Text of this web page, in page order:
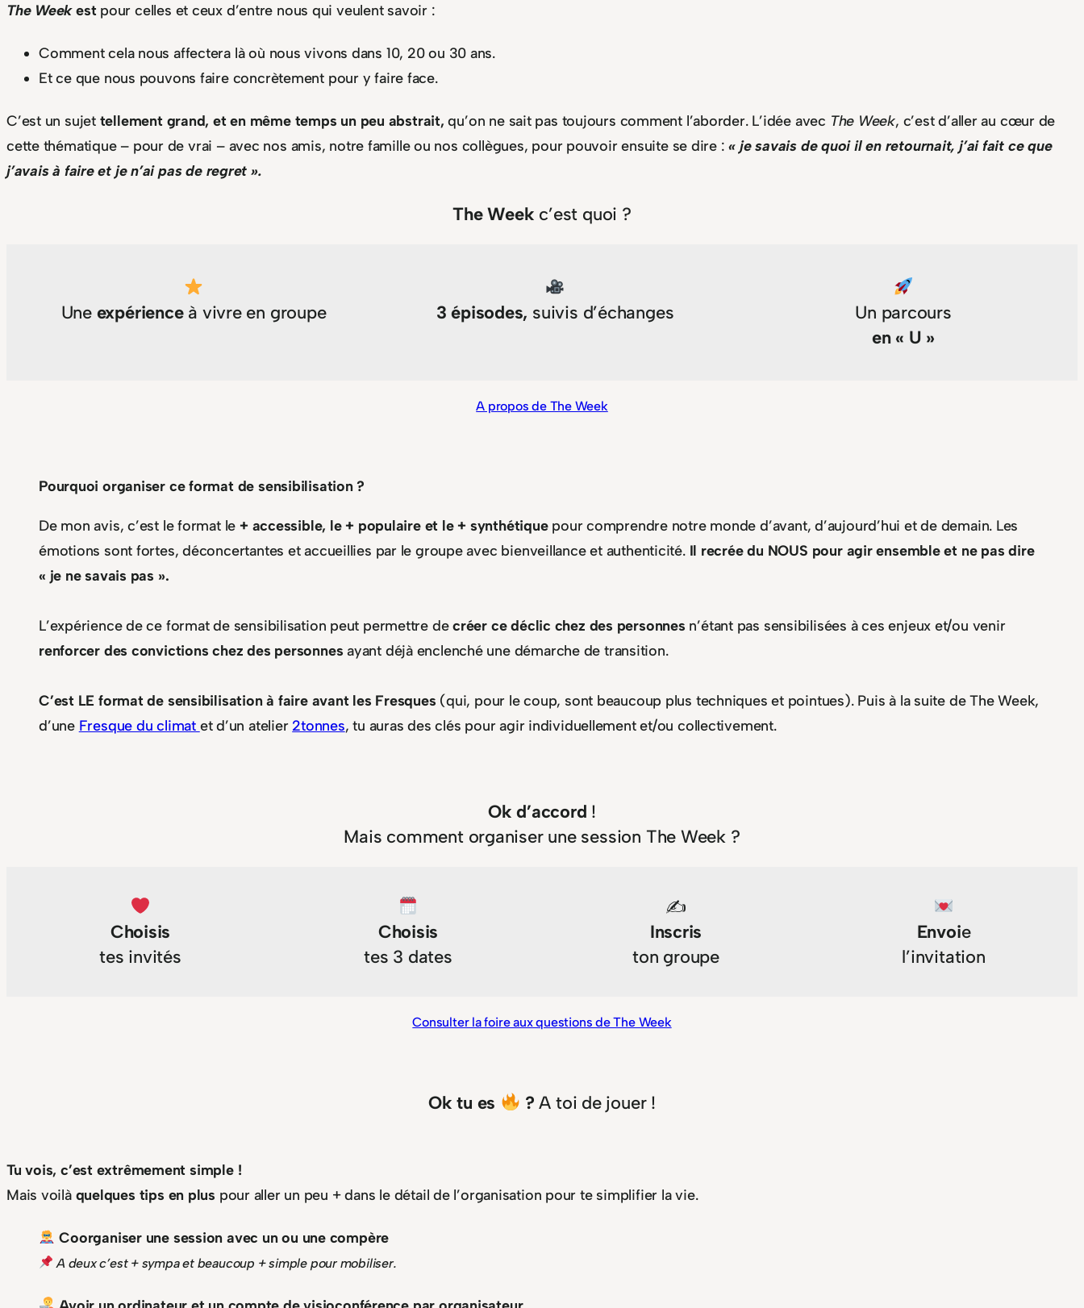
The Weekest pour celles et ceux d’entre nous qui veulent savoir :
Comment cela nous affectera là où nous vivons dans 10, 20 ou 30 ans.
Et ce que nous pouvons faire concrètement pour y faire face.
C’est un sujet tellement grand, et en même temps un peu abstrait, qu’on ne sait pas toujours comment l’aborder. L’idée avec The Week, c’est d’aller au cœur de
cette thématique – pour de vrai – avec nos amis, notre famille ou nos collègues, pour pouvoir ensuite se dire :« je savais de quoi il en retournait, j’ai fait ce que
j’avais à faire et je n’ai pas de regret ».
The Week c’est quoi ?
Une expérienceà vivre en groupe 3 épisodes, suivis d’échanges
Un parcours
en « U »
A propos de The Week
Pourquoi organiser ce format de sensibilisation ?
De mon avis, c’est le format le + accessible, le + populaire et le + synthétique pour comprendre notre monde d’avant, d’aujourd’hui et de demain. Les
émotions sont fortes, déconcertantes et accueillies par le groupe avec bienveillance et authenticité. Il recrée du NOUS pour agir ensemble et ne pas dire
« je ne savais pas ».
L’expérience de ce format de sensibilisation peut permettre decréer ce déclic chez des personnes n’étant pas sensibilisées à ces enjeux et/ou venir
renforcer des convictions chez des personnes ayant déjà enclenché une démarche de transition.
C’est LE format de sensibilisation à faire avant les Fresques (qui, pour le coup, sont beaucoup plus techniques et pointues). Puis à la suite de The Week,
d’une Fresque du climat et d’un atelier 2tonnes, tu auras des clés pour agir individuellement et/ou collectivement.
Ok d’accord !
Mais comment organiser une session The Week ?
Choisis
tes invités
Choisis
tes 3 dates
✍️
Inscris
ton groupe
Envoie
l’invitation
Consulter la foire aux questions de The Week
Ok tu es ?A toi de jouer !
Tu vois, c’est extrêmement simple !
Mais voilà quelques tips en plus pour aller un peu + dans le détail de l’organisation pour te simplifier la vie.
Coorganiser une session avec un ou une compère
A deux c’est + sympa et beaucoup + simple pour mobiliser.